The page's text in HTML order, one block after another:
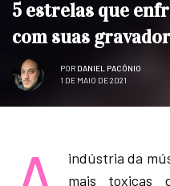
5 estrelas que
com suas
POR DANIEL PACÔNIO
1 DE MAIO DE 2021
indústria da
mais toxicas